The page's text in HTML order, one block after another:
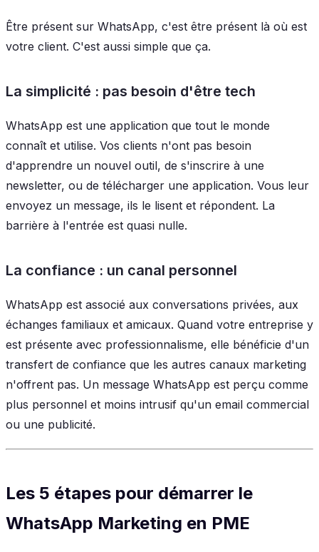
Être présent sur WhatsApp, c'est être présent là où est
votre client. C'est aussi simple que ça.
La simplicité : pas besoin d'être tech
WhatsApp est une application que tout le monde
connaît et utilise. Vos clients n'ont pas besoin
d'apprendre un nouvel outil, de s'inscrire à une
newsletter, ou de télécharger une application. Vous leur
envoyez un message, ils le lisent et répondent. La
barrière à l'entrée est quasi nulle.
La confiance : un canal personnel
WhatsApp est associé aux conversations privées, aux
échanges familiaux et amicaux. Quand votre entreprise y
est présente avec professionnalisme, elle bénéficie d'un
transfert de confiance que les autres canaux marketing
n'offrent pas. Un message WhatsApp est perçu comme
plus personnel et moins intrusif qu'un email commercial
ou une publicité.
Les 5 étapes pour démarrer le
WhatsApp Marketing en PME